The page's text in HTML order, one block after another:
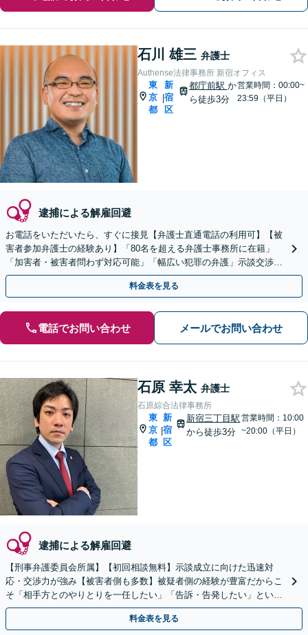
石川 雄三 弁護士
Authense法律事務所 新宿オフィス
東
京
都
|
新
宿
区
都庁前駅 か
ら徒歩3分
営業時間：00:00~
23:59（平日）
逮捕による解雇回避
お電話をいただいたら、すぐに接見【弁護士直通電話の利用可】【被
害者参加弁護士の経験あり】「80名を超える弁護士事務所に在籍」
「加害者・被害者問わず対応可能」「幅広い犯罪の弁護」示談交渉に
豊富な事績【完全個室対応】【休日・夜間相談可】
料金表を見る
電話でお問い合わせ メールでお問い合わせ
石原 幸太 弁護士
石原綜合法律事務所
東
京
都
|
新
宿
区
新宿三丁目駅
から徒歩3分
営業時間：10:00
~20:00（平日）
逮捕による解雇回避
【刑事弁護委員会所属】【初回相談無料】示談成立に向けた迅速対
応・交渉力が強み【被害者側も多数】被疑者側の経験が豊富だからこ
そ「相手方とのやりとりを一任したい」「告訴・告発したい」という
相談もお任せください【新宿からのアクセス◎】
料金表を見る